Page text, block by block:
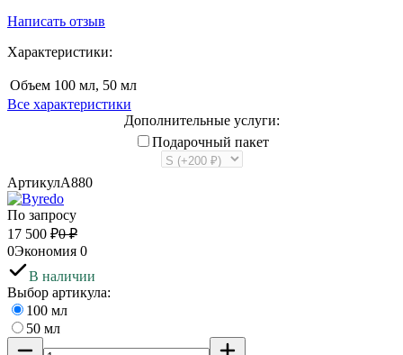
Написать отзыв
Характеристики:
Объем 100 мл, 50 мл
Все характеристики
Дополнительные услуги:
Подарочный пакет
АртикулA880
По запросу
17 500 ₽0 ₽
0Экономия 0
В наличии
Выбор артикула:
100 мл
50 мл